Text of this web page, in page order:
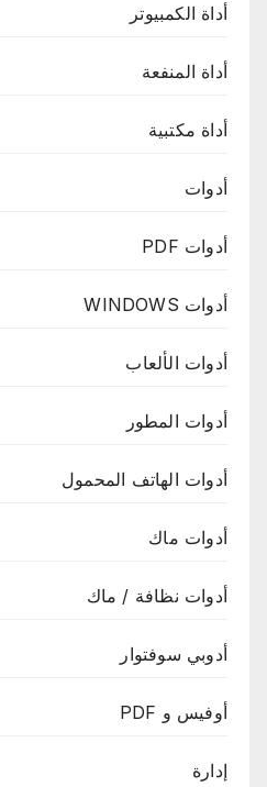
أداة الكمبيوتر
أداة المنفعة
أداة مكتبية
أدوات
أدوات PDF
أدوات WINDOWS
أدوات الألعاب
أدوات المطور
أدوات الهاتف المحمول
أدوات ماك
أدوات نظافة / ماك
أدوبي سوفتوار
أوفيس و PDF
إدارة